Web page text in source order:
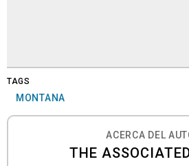
TAGS
MONTANA
ACERCA DEL
THE